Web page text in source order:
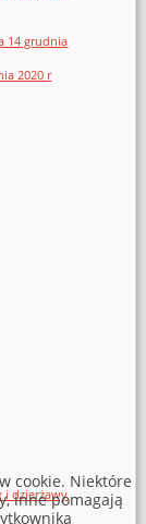
14 grudnia
2020 r
i dzierżawy
cookie. Niektóre
inne pomagają